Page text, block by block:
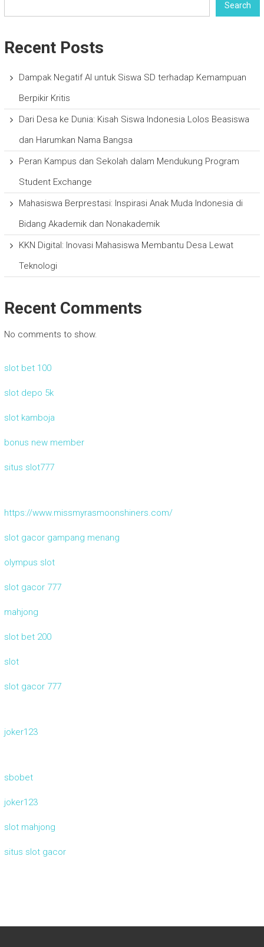
Search
Recent Posts
Dampak Negatif AI untuk Siswa SD terhadap Kemampuan
Berpikir Kritis
Dari Desa ke Dunia: Kisah Siswa Indonesia Lolos Beasiswa
dan Harumkan Nama Bangsa
Peran Kampus dan Sekolah dalam Mendukung Program
Student Exchange
Mahasiswa Berprestasi: Inspirasi Anak Muda Indonesia di
Bidang Akademik dan Nonakademik
KKN Digital: Inovasi Mahasiswa Membantu Desa Lewat
Teknologi
Recent Comments
No comments to show.
slot bet 100
slot depo 5k
slot kamboja
bonus new member
situs slot777
https://www.missmyrasmoonshiners.com/
slot gacor gampang menang
olympus slot
slot gacor 777
mahjong
slot bet 200
slot
slot gacor 777
joker123
sbobet
joker123
slot mahjong
situs slot gacor